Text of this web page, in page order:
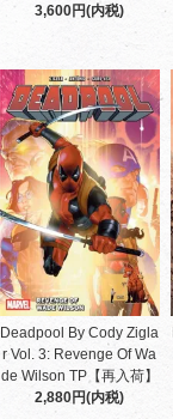
3,600円(内税)
Deadpool By Cody Zigla
r Vol. 3: Revenge Of Wa
de Wilson TP【再入荷】
2,880円(内税)